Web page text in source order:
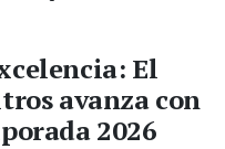
El
avanza con
2026